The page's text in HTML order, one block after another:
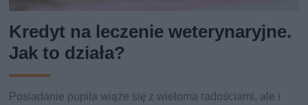
Kredyt na leczenie weterynaryjne.
Jak to działa?
Posiadanie pupila wiąże się z wieloma radościami, ale i